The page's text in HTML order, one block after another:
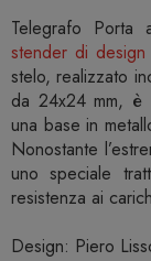
Telegrafo
stender di design
stelo, realizzato
da 24x24 mm, è
una base in
Nonostante
uno speciale
resistenza ai
Design: Piero